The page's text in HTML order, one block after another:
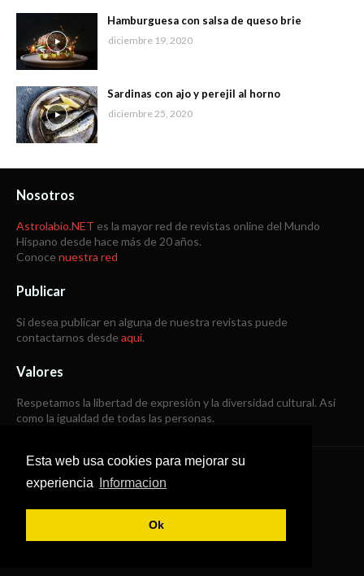
Esta web usa cookies para mejorar su
experiencia
Informacion
Ok
Hamburguesa con salsa de queso brie
diciembre 19, 2020
Sardinas con ajo y perejil al horno
diciembre 25, 2020
Nosotros
Astrolabio.NET es la mayor red de revistas online del Mundo
Hispano desde hace más de 20 años.
Conoce nuestra red
Publicar
Si desea publicar en alguna de nuestra revistas puede
contactarnos desde aquí.
Valores
Respetamos la libertad de expresión y la diversidad cultural. Así
como la igualdad de todas las personas.
Copyright © 1998 -